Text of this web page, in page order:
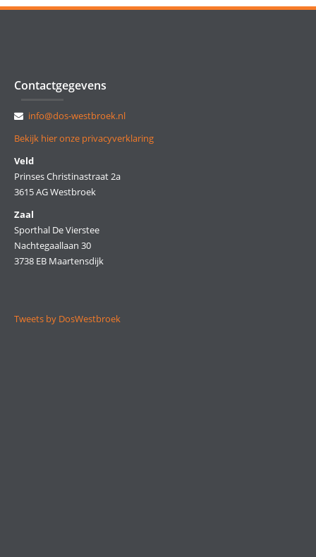
Contactgegevens
info@dos-westbroek.nl
Bekijk hier onze privacyverklaring
Veld
Prinses Christinastraat 2a
3615 AG Westbroek
Zaal
Sporthal De Vierstee
Nachtegaallaan 30
3738 EB Maartensdijk
Tweets by DosWestbroek